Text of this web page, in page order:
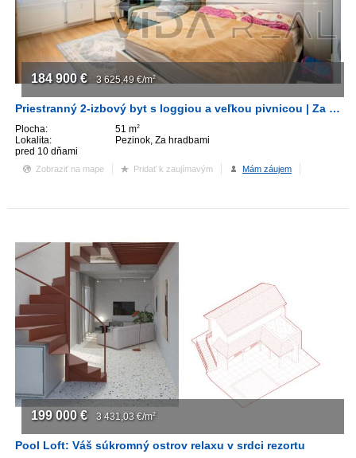
ZVÝRAZNENIE REALITNÝCH INZERÁTOV
PARTNERI
OBCHODNÉ PODMIENKY
Priestranný 2-izbový byt s loggiou a veľkou pivnicou | Za hradbami, PK
Plocha: 51 m2
Lokalita:
Pezinok, Za hradbami
pred 10 dňami
184 900 € 3 625,49 €/m2
Zobraziť na mape Pridať k zaujímavým Mám záujem
Pool Loft: Váš súkromný ostrov relaxu v srdci rezortu
199 000 € 3 431,03 €/m2